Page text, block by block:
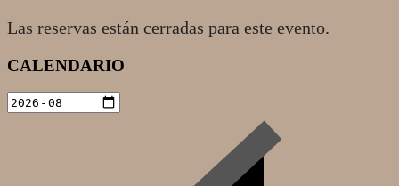
Las reservas están cerradas para este evento.
2022-
01
CALENDARIO